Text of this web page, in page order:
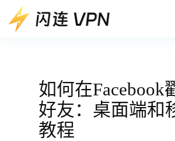
至
如何在Facebook
好友：桌面端和
教程